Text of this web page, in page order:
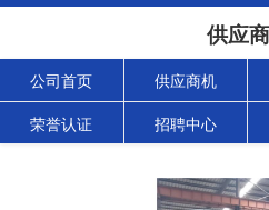
供应
公司首页 供应商机
荣誉认证 招聘中心